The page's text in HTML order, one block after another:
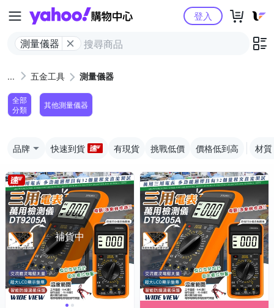
Yahoo購物中心
測量儀器
登入
五金工具 測量儀器
全部
分類
其他測量儀器
品牌 快速到貨 有現貨 挑戰低價 價格低到高 材質
補貨中